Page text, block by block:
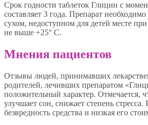
Срок годности таблеток Глицин с
составляет 3 года. Препарат
сухом, недоступном для детей месте при
не выше +25° С.
Мнения пациентов
Отзывы людей, принимавших
родителей, лечивших препаратом
положительный характер. Отмечается,
улучшает сон, снижает степень стресса.
безвредность средства и низкая его